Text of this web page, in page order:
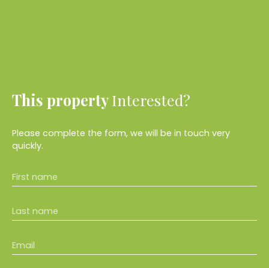
This property Interested?
Please complete the form, we will be in touch very
quickly.
First name
Last name
Email